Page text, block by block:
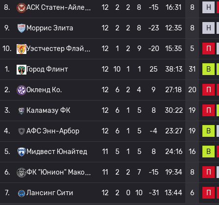
8. АСК Статен-Айле 12 2 2 8 -15 16:31 8 Н
9. Моррис Элита 12 2 2 8 -23 12:35 8 Н
10. Уэстчестер Флэй 12 1 2 9 -20 15:35 5 П
1. Город Флинт 12 10 1 1 25 38:13 31 В
2. Окленд Ко. 12 6 2 4 9 27:18 20 П
3. Каламазу ФК 12 6 1 5 8 30:22 19 П
4. АФС Энн-Арбор 12 6 1 5 -4 23:27 19 В
5. Мидвест Юнайтед 11 5 1 5 8 24:16 16 В
6. ФК "Юнион" Мако 11 2 2 7 -15 19:34 8 П
7. Лансинг Сити 12 2 0 10 -31 13:44 6 П